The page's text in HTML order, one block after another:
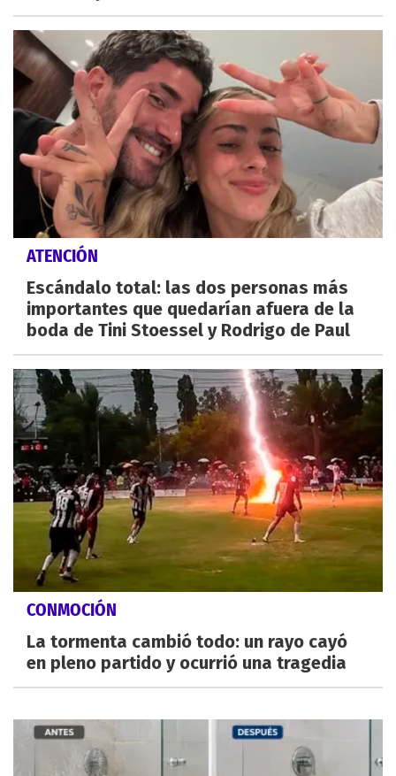
ATENCIÓN
Escándalo total: las dos personas más
importantes que quedarían afuera de la
boda de Tini Stoessel y Rodrigo de Paul
CONMOCIÓN
La tormenta cambió todo: un rayo cayó
en pleno partido y ocurrió una tragedia